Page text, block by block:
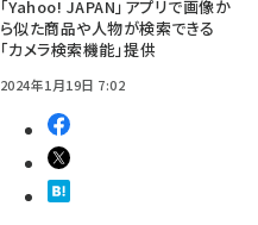
「Yahoo! JAPAN」アプリで画像か
ら似た商品や人物が検索できる
「カメラ検索機能」提供
2024年1月19日 7:02